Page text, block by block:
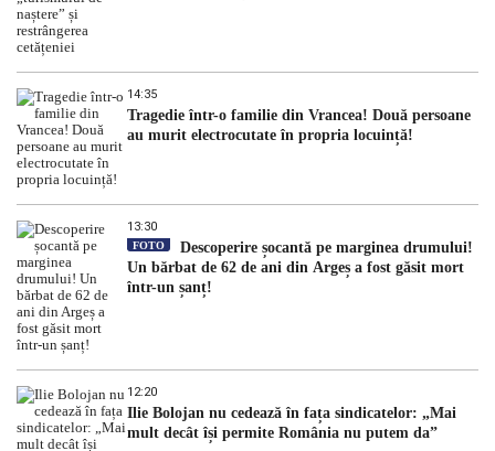
14:35
Tragedie într-o familie din Vrancea! Două persoane
au murit electrocutate în propria locuință!
13:30
FOTO
Descoperire șocantă pe marginea drumului!
Un bărbat de 62 de ani din Argeș a fost găsit mort
într-un șanț!
12:20
Ilie Bolojan nu cedează în fața sindicatelor: „Mai
mult decât își permite România nu putem da”